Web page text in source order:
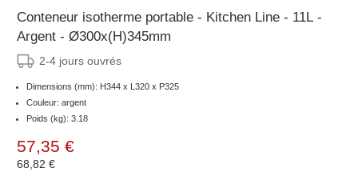
Conteneur isotherme portable - Kitchen Line - 11L -
Argent - Ø300x(H)345mm
2-4 jours ouvrés
Dimensions (mm): H344 x L320 x P325
Couleur: argent
Poids (kg): 3.18
57,35 €
68,82 €